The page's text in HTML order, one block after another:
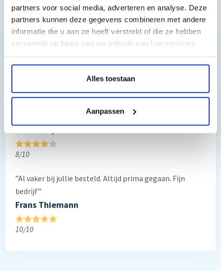
partners voor social media, adverteren en analyse. Deze
partners kunnen deze gegevens combineren met andere
informatie die u aan ze heeft verstrekt of die ze hebben
verzameld op basis van uw gebruik van hun services.
Alles toestaan
Aanpassen
Toch nog een vraag?
Reviews van klanten…
Gauke Wijnmaalen
8/10
”Al vaker bij jullie besteld. Altijd prima gegaan. Fijn
bedrijf”
Frans Thiemann
10/10